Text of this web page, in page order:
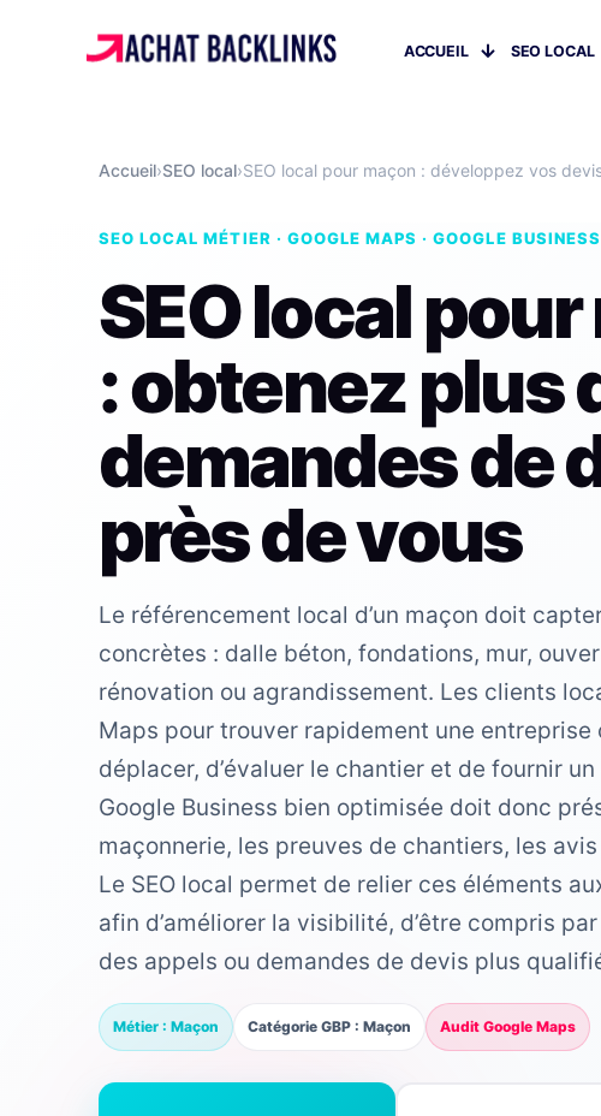
ACCUEIL SEO LOCAL
Accueil›SEO local›SEO local pour maçon : développez vos
SEO LOCAL MÉTIER · GOOGLE MAPS · GOOGLE
SEO local
: obtenez plus
demandes de
près de vous
Le référencement local d’un maçon doit
concrètes : dalle béton, fondations, mur,
rénovation ou agrandissement. Les clients
Maps pour trouver rapidement une entreprise
déplacer, d’évaluer le chantier et de fournir
Google Business bien optimisée doit donc
maçonnerie, les preuves de chantiers, les
Le SEO local permet de relier ces éléments
afin d’améliorer la visibilité, d’être compris
des appels ou demandes de devis plus
Métier : Maçon Catégorie GBP : Maçon Audit Google Maps